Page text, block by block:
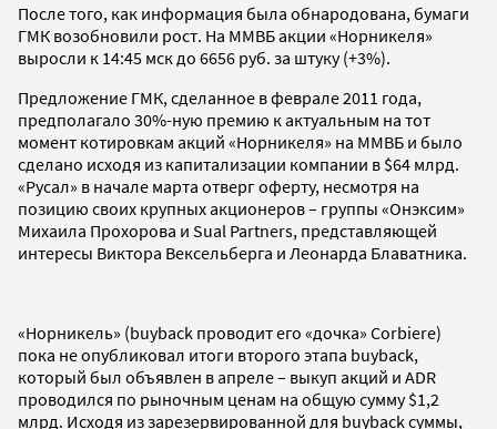
После того, как информация была обнародована, бумаги
ГМК возобновили рост. На ММВБ акции «Норникеля»
выросли к 14:45 мск до 6656 руб. за штуку (+3%).
Предложение ГМК, сделанное в феврале 2011 года,
предполагало 30%-ную премию к актуальным на тот
момент котировкам акций «Норникеля» на ММВБ и было
сделано исходя из капитализации компании в $64 млрд.
«Русал» в начале марта отверг оферту, несмотря на
позицию своих крупных акционеров – группы «Онэксим»
Михаила Прохорова и Sual Partners, представляющей
интересы Виктора Вексельберга и Леонарда Блаватника.
«Норникель» (buyback проводит его «дочка» Corbiere)
пока не опубликовал итоги второго этапа buyback,
который был объявлен в апреле – выкуп акций и ADR
проводился по рыночным ценам на общую сумму $1,2
млрд. Исходя из зарезервированной для buyback суммы,